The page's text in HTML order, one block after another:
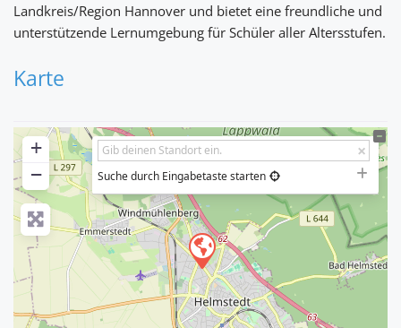
Landkreis/Region Hannover und bietet eine freundliche und
unterstützende Lernumgebung für Schüler aller Altersstufen.
Karte
+
−
Suche durch Eingabetaste starten